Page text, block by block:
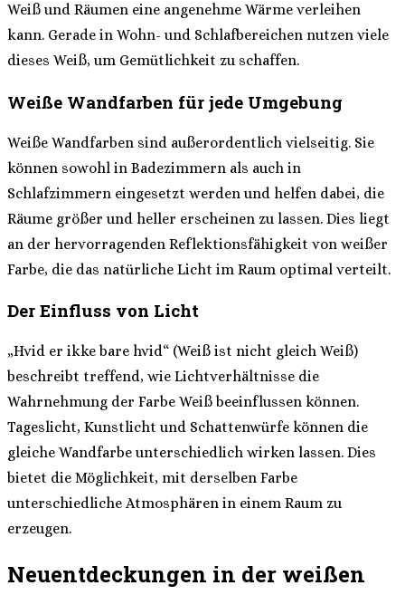
Weiß und Räumen eine angenehme Wärme verleihen
kann. Gerade in Wohn- und Schlafbereichen nutzen viele
dieses Weiß, um Gemütlichkeit zu schaffen.
Weiße Wandfarben für jede Umgebung
Weiße Wandfarben sind außerordentlich vielseitig. Sie
können sowohl in Badezimmern als auch in
Schlafzimmern eingesetzt werden und helfen dabei, die
Räume größer und heller erscheinen zu lassen. Dies liegt
an der hervorragenden Reflektionsfähigkeit von weißer
Farbe, die das natürliche Licht im Raum optimal verteilt.
Der Einfluss von Licht
„Hvid er ikke bare hvid“ (Weiß ist nicht gleich Weiß)
beschreibt treffend, wie Lichtverhältnisse die
Wahrnehmung der Farbe Weiß beeinflussen können.
Tageslicht, Kunstlicht und Schattenwürfe können die
gleiche Wandfarbe unterschiedlich wirken lassen. Dies
bietet die Möglichkeit, mit derselben Farbe
unterschiedliche Atmosphären in einem Raum zu
erzeugen.
Neuentdeckungen in der weißen